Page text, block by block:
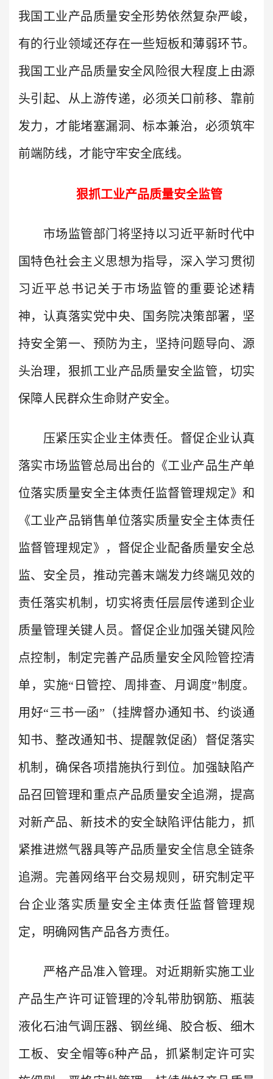
我国工业产品质量安全形势依然复杂严峻，
有的行业领域还存在一些短板和薄弱环节。
我国工业产品质量安全风险很大程度上由源
头引起、从上游传递，必须关口前移、靠前
发力，才能堵塞漏洞、标本兼治，必须筑牢
前端防线，才能守牢安全底线。
狠抓工业产品质量安全监管
市场监管部门将坚持以习近平新时代中
国特色社会主义思想为指导，深入学习贯彻
习近平总书记关于市场监管的重要论述精
神，认真落实党中央、国务院决策部署，坚
持安全第一、预防为主，坚持问题导向、源
头治理，狠抓工业产品质量安全监管，切实
保障人民群众生命财产安全。
压紧压实企业主体责任。督促企业认真
落实市场监管总局出台的《工业产品生产单
位落实质量安全主体责任监督管理规定》和
《工业产品销售单位落实质量安全主体责任
监督管理规定》，督促企业配备质量安全总
监、安全员，推动完善末端发力终端见效的
责任落实机制，切实将责任层层传递到企业
质量管理关键人员。督促企业加强关键风险
点控制，制定完善产品质量安全风险管控清
单，实施“日管控、周排查、月调度”制度。
用好“三书一函”（挂牌督办通知书、约谈通
知书、整改通知书、提醒敦促函）督促落实
机制，确保各项措施执行到位。加强缺陷产
品召回管理和重点产品质量安全追溯，提高
对新产品、新技术的安全缺陷评估能力，抓
紧推进燃气器具等产品质量安全信息全链条
追溯。完善网络平台交易规则，研究制定平
台企业落实质量安全主体责任监督管理规
定，明确网售产品各方责任。
严格产品准入管理。对近期新实施工业
产品生产许可证管理的冷轧带肋钢筋、瓶装
液化石油气调压器、钢丝绳、胶合板、细木
工板、安全帽等6种产品，抓紧制定许可实